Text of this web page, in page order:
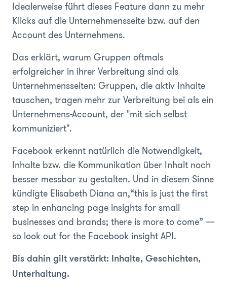
Idealerweise führt dieses Feature dann zu mehr
Klicks auf die Unternehmensseite bzw. auf den
Account des Unternehmens.
Das erklärt, warum Gruppen oftmals
erfolgreicher in ihrer Verbreitung sind als
Unternehmensseiten: Gruppen, die aktiv Inhalte
tauschen, tragen mehr zur Verbreitung bei als ein
Unternehmens-Account, der "mit sich selbst
kommuniziert".
Facebook erkennt natürlich die Notwendigkeit,
Inhalte bzw. die Kommunikation über Inhalt noch
besser messbar zu gestalten. Und in diesem Sinne
kündigte Elisabeth Diana an,“this is just the first
step in enhancing page insights for small
businesses and brands; there is more to come” —
so look out for the Facebook insight API.
Bis dahin gilt verstärkt: Inhalte, Geschichten,
Unterhaltung.